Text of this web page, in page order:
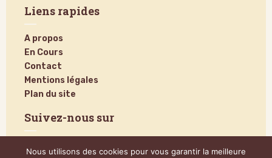
Liens rapides
A propos
En Cours
Contact
Mentions légales
Plan du site
Suivez-nous sur
Nous utilisons des cookies pour vous garantir la meilleure